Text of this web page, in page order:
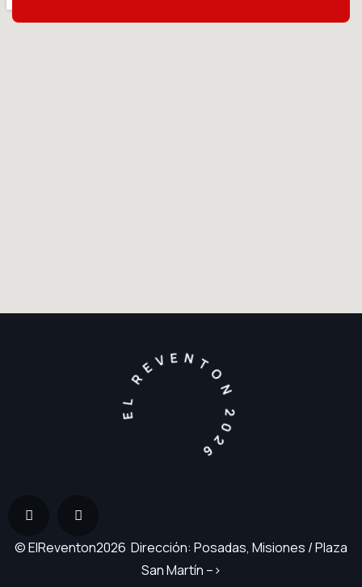
EL REVENTON 2026
© ElReventon2026 Dirección: Posadas, Misiones / Plaza
San Martín –>